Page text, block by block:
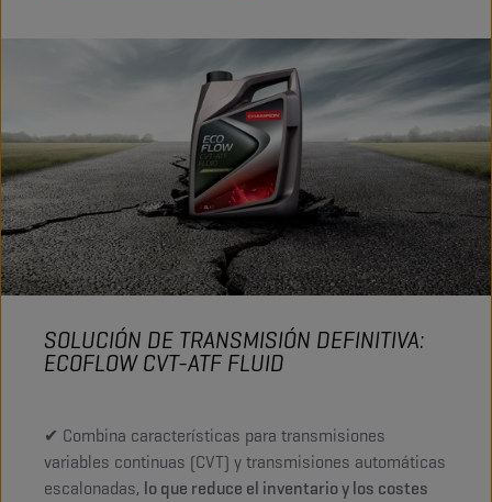
SOLUCIÓN DE TRANSMISIÓN DEFINITIVA:
ECOFLOW CVT-ATF FLUID
✔ Combina características para transmisiones
variables continuas (CVT) y transmisiones automáticas
escalonadas, lo que reduce el inventario y los costes